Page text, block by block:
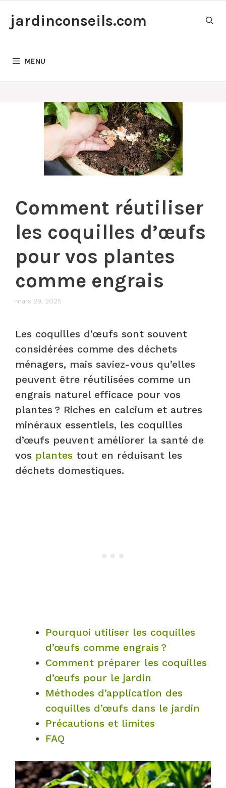
jardinconseils.com
MENU
Comment réutiliser
les coquilles d’œufs
pour vos plantes
comme engrais
mars 29, 2025
Les coquilles d’œufs sont souvent
considérées comme des déchets
ménagers, mais saviez-vous qu’elles
peuvent être réutilisées comme un
engrais naturel efficace pour vos
plantes ? Riches en calcium et autres
minéraux essentiels, les coquilles
d’œufs peuvent améliorer la santé de
vos plantes tout en réduisant les
déchets domestiques.​
Pourquoi utiliser les coquilles
d’œufs comme engrais ?
Comment préparer les coquilles
d’œufs pour le jardin
Méthodes d’application des
coquilles d’œufs dans le jardin
Précautions et limites
FAQ